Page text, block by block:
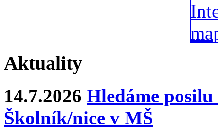
Aktuality
14.7.2026 Hledáme
Školník/nice v MŠ